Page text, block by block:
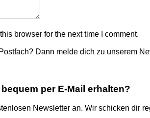
browser for the next time I comment.
Dann melde dich zu unserem
per E-Mail erhalten?
Newsletter an. Wir schicken dir